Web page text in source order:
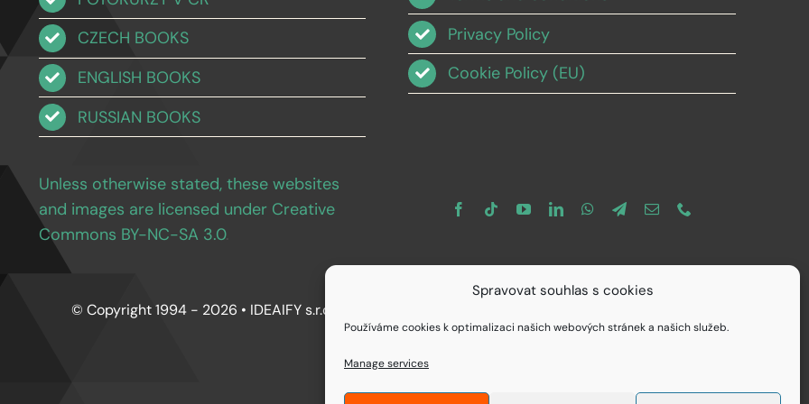
Spravovat souhlas s cookies
Používáme cookies k optimalizaci našich webových stránek a našich služeb.
Manage services
CZECH BOOKS
ENGLISH BOOKS
RUSSIAN BOOKS
Privacy Policy
Cookie Policy (EU)
Unless otherwise stated, these websites
and images are licensed under Creative
Commons BY-NC-SA 3.0.
© Copyright 1994 - 2026 • IDEAIFY s.r.o.